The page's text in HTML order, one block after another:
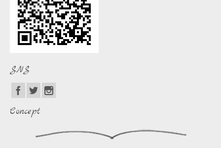
SNS
Concept